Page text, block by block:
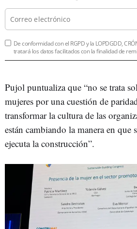
De conformidad con el RGPD y la LOPDGDD,
tratará los datos facilitados con la finalidad de
Pujol puntualiza que “no se trata
mujeres por una cuestión de
transformar la cultura de las
están cambiando la manera en que
ejecuta la construcción”.